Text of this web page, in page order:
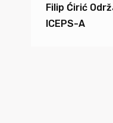
Filip Ćirić
ICEPS-A